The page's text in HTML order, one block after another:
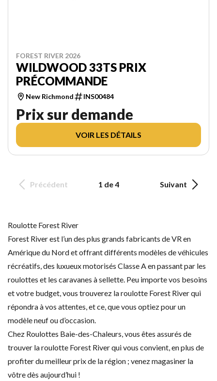
FOREST RIVER 2026
WILDWOOD 33TS PRIX
PRÉCOMMANDE
New Richmond INS00484
Prix sur demande
VOIR LES DÉTAILS
Précédent 1 de 4 Suivant
Roulotte Forest River
Forest River est l’un des plus grands fabricants de VR en
Amérique du Nord et offrant différents modèles de véhicules
récréatifs, des luxueux motorisés Classe A en passant par les
roulottes et les caravanes à sellette. Peu importe vos besoins
et votre budget, vous trouverez la roulotte Forest River qui
répondra à vos attentes, et ce, que vous optiez pour un
modèle neuf ou d’occasion.
Chez Roulottes Baie-des-Chaleurs, vous êtes assurés de
trouver la roulotte Forest River qui vous convient, en plus de
profiter du meilleur prix de la région ; venez magasiner la
vôtre dès aujourd’hui !